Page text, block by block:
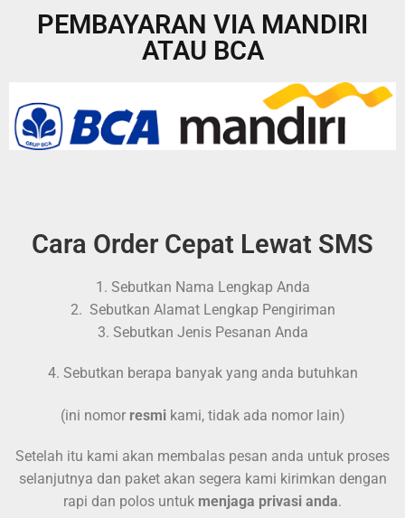
PEMBAYARAN VIA MANDIRI
ATAU BCA
Cara Order Cepat Lewat SMS
1. Sebutkan Nama Lengkap Anda
2. Sebutkan Alamat Lengkap Pengiriman
3. Sebutkan Jenis Pesanan Anda
4. Sebutkan berapa banyak yang anda butuhkan
(ini nomor resmikami, tidak ada nomor lain)
Setelah itu kami akan membalas pesan anda untuk proses
selanjutnya dan paket akan segera kami kirimkan dengan
rapi dan polos untuk menjaga privasi anda.